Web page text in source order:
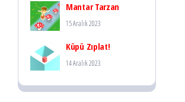
Mantar Tarzan
15 Aralık 2023
Küpü Zıplat!
14 Aralık 2023